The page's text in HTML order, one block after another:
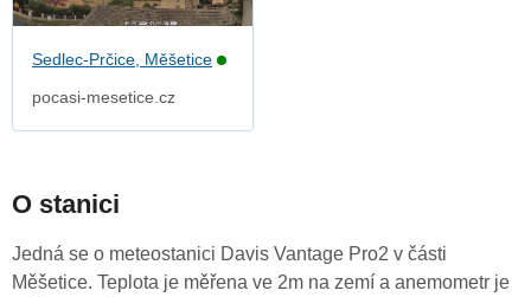
Sedlec-Prčice, Měšetice
pocasi-mesetice.cz
O stanici
Jedná se o meteostanici Davis Vantage Pro2 v části
Měšetice. Teplota je měřena ve 2m na zemí a anemometr je